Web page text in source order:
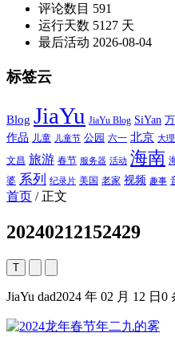
评论数目 591
运行天数 5127 天
最后活动 2026-08-04
标签云
Blog JiaYu JiaYu Blog SiYan
作品 儿童 儿童节 公园 六一 北京 大理
文昌 旅游 春节 服务器 活动 海南
婆 系列 纪录片 美国 老家 视频 趣事
首页 / 正文
20240212152429
T
JiaYu dad2024 年 02 月 12 日 0